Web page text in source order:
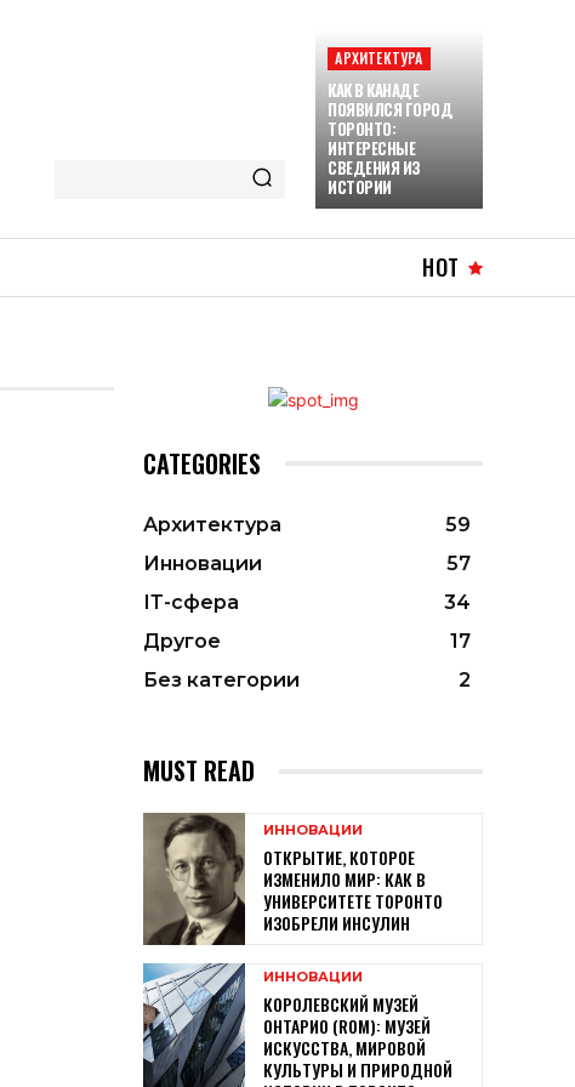
АРХИТЕКТУРА
КАК В КАНАДЕ
ПОЯВИЛСЯ ГОРОД
ТОРОНТО:
ИНТЕРЕСНЫЕ
СВЕДЕНИЯ ИЗ
ИСТОРИИ
HOT
CATEGORIES
Архитектура
59
Инновации
57
ІТ-сфера
34
Другое
17
Без категории
2
MUST READ
ИННОВАЦИИ
ОТКРЫТИЕ, КОТОРОЕ
ИЗМЕНИЛО МИР: КАК В
УНИВЕРСИТЕТЕ ТОРОНТО
ИЗОБРЕЛИ ИНСУЛИН
ИННОВАЦИИ
КОРОЛЕВСКИЙ МУЗЕЙ
ОНТАРИО (ROM): МУЗЕЙ
ИСКУССТВА, МИРОВОЙ
КУЛЬТУРЫ И ПРИРОДНОЙ